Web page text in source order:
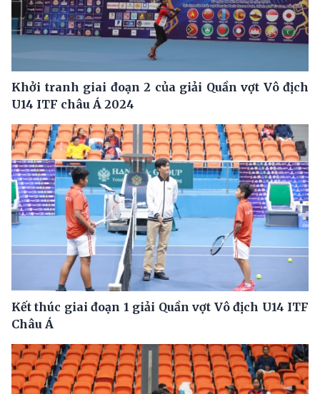
Khởi tranh giai đoạn 2 của giải Quần vợt Vô địch
U14 ITF châu Á 2024
Kết thúc giai đoạn 1 giải Quần vợt Vô địch U14 ITF
Châu Á